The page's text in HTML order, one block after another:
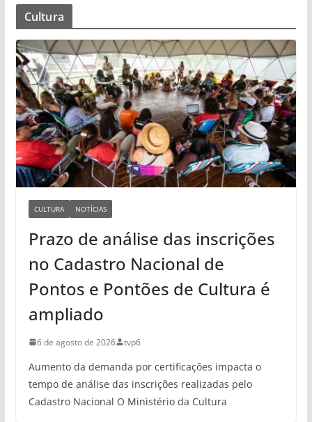
Cultura
CULTURA NOTÍCIAS
Prazo de análise das inscrições
no Cadastro Nacional de
Pontos e Pontões de Cultura é
ampliado
6 de agosto de 2026 tvp6
Aumento da demanda por certificações impacta o
tempo de análise das inscrições realizadas pelo
Cadastro Nacional O Ministério da Cultura